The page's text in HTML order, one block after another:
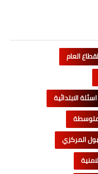
العام
اسئلة الابتدائية
المركزي